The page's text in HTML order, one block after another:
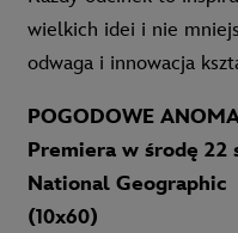
wielkich idei i nie
odwaga i innowacja
POGODOWE
Premiera w środę 22
National Geographic
(10x60)